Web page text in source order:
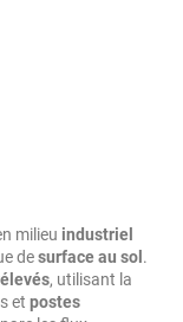
milieu industriel
desurface au sol .
, utilisant la
et postes